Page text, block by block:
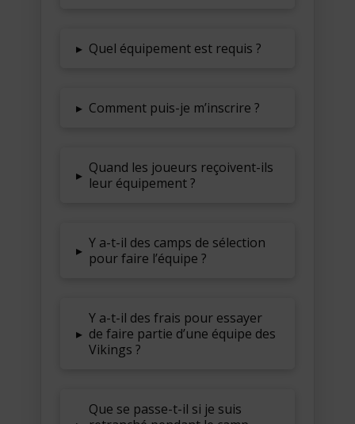
▸ Quel équipement est requis ?
▸ Comment puis-je m’inscrire ?
▸ Quand les joueurs reçoivent-ils
leur équipement ?
▸ Y a-t-il des camps de sélection
pour faire l’équipe ?
▸
Y a-t-il des frais pour essayer
de faire partie d’une équipe des
Vikings ?
Que se passe-t-il si je suis